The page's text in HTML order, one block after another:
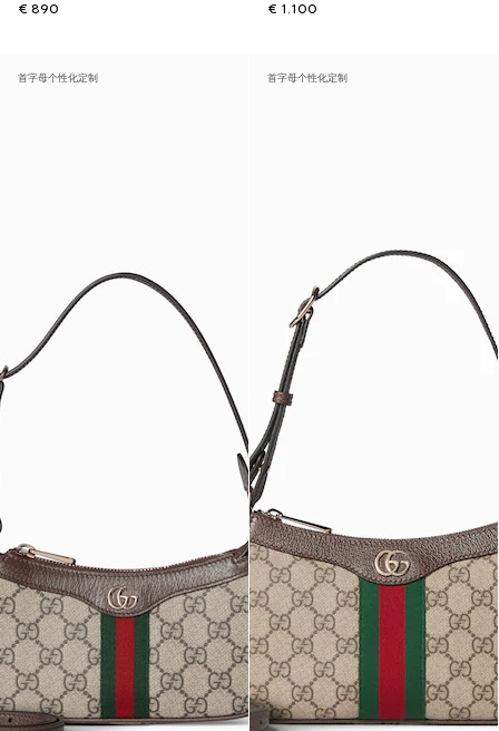
€ 890
€ 1.100
首字母个性化定制 首字母个性化定制